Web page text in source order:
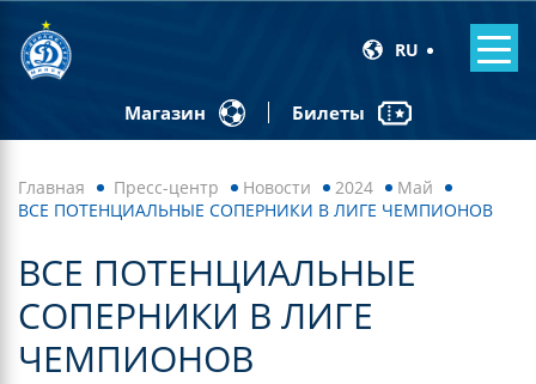
RU
Магазин Билеты
Главная Пресс-центр Новости 2024
Май
ВСЕ ПОТЕНЦИАЛЬНЫЕ СОПЕРНИКИ В ЛИГЕ ЧЕМПИОНОВ
ВСЕ ПОТЕНЦИАЛЬНЫЕ
СОПЕРНИКИ В ЛИГЕ
ЧЕМПИОНОВ